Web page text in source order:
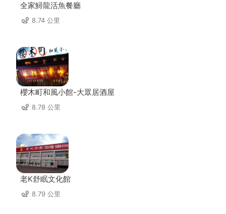
全家鱘龍活魚餐廳
8.74 公里
櫻木町和風小館-大眾居酒屋
8.78 公里
老K舒眠文化館
8.79 公里